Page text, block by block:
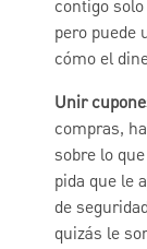
contigo
pero puede
cómo el
Unir
compras,
sobre lo
pida que le
de
quizás le